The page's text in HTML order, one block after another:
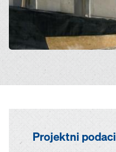
Projektni podaci